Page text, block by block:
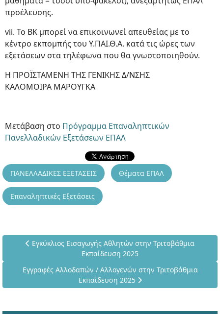
προέλευσης.
vii. Το ΒΚ μπορεί να επικοινωνεί απευθείας με το
κέντρο εκπομπής του Υ.ΠΑΙ.Θ.Α. κατά τις ώρες των
εξετάσεων στα τηλέφωνα που θα γνωστοποιηθούν.
Η ΠΡΟΪΣΤΑΜΕΝΗ ΤΗΣ ΓΕΝΙΚΗΣ Δ/ΝΣΗΣ
ΚΑΛΟΜΟΙΡΑ ΜΑΡΟΥΓΚΑ
Μετάβαση στο Πρόγραμμα Επαναληπτικών
Πανελλαδικών Εξετάσεων ΕΠΑΛ
ΠΑΝΕΛΛΑΔΙΚΕΣ ΕΞΕΤΑΣΕΙΣ Θέματα ΕΠΑΛ
Επαναληπτικές Εξετάσεις
Προηγούμενο άρθρο: Εγκύκλιος Εισαγωγής Αθλητών στην
Εγκύκλιος Εισαγωγής Αθλητών στην Τριτοβάθμια
Εκπαίδευση 2025
Επόμενο άρθρο: Εγγραφές Αλλοδαπών / Αλλογενών στην
Εγγραφές Αλλοδαπών / Αλλογενών στην Τριτοβάθμια
Εκπαίδευση 2025